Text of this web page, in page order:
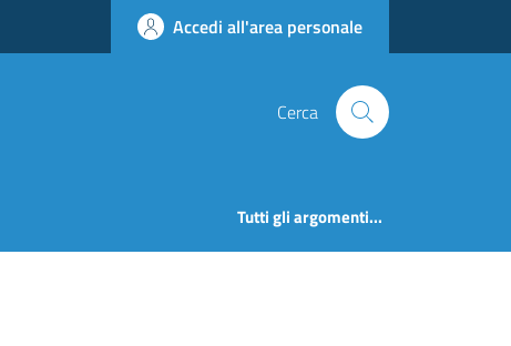
Accedi all'area personale
Cerca
Tutti gli argomenti...